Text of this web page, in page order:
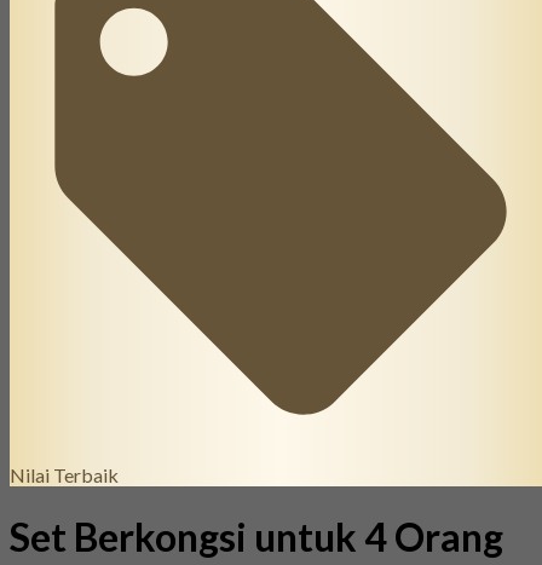
Nilai Terbaik
Set Berkongsi untuk 4 Orang